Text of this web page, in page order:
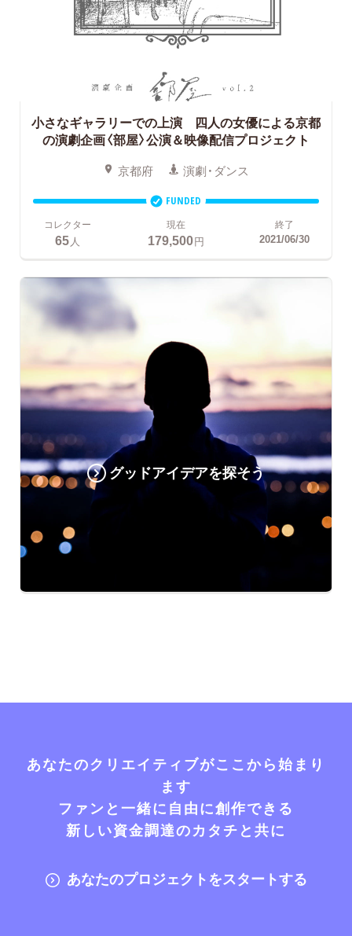
小さなギャラリーでの上演 四人の女優による京都
の演劇企画〈部屋〉公演＆映像配信プロジェクト
京都府 演劇・ダンス
FUNDED
コレクター
65 人
現在
179,500円
終了
2021/06/30
グッドアイデアを探そう
あなたのクリエイティブがここから始まり
ます
ファンと一緒に自由に創作できる
新しい資金調達のカタチと共に
あなたのプロジェクトをスタートする